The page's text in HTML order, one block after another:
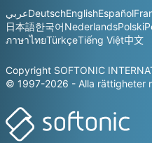
عربيDeutschEnglishEspañol
日本語한국어NederlandsPolski
ภาษาไทยTürkçeTiếng Việt中文
Copyright SOFTONIC
© 1997-2026 - Alla rättigheter